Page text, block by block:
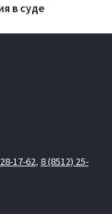
в суде
17-62, 8 (8512) 25-